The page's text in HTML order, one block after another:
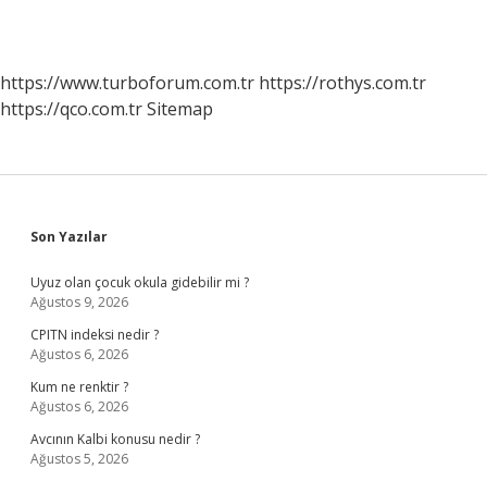
https://www.turboforum.com.tr https://rothys.com.tr
https://qco.com.trSitemap
Sidebar
Son Yazılar
Uyuz olan çocuk okula gidebilir mi ?
Ağustos 9, 2026
CPITN indeksi nedir ?
Ağustos 6, 2026
Kum ne renktir ?
Ağustos 6, 2026
Avcının Kalbi konusu nedir ?
Ağustos 5, 2026